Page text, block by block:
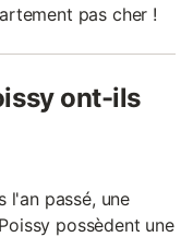
pas cher !
ont-ils
l'an passé, une
possèdent une